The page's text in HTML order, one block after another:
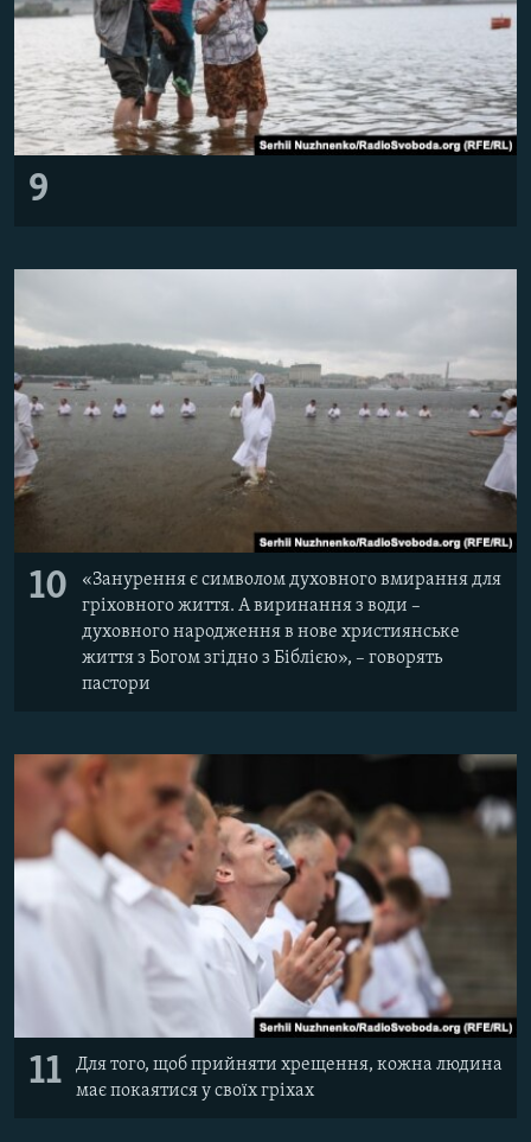
9
10
«Занурення є символом духовного вмирання для
гріховного життя. А виринання з води –
духовного народження в нове християнське
життя з Богом згідно з Біблією», – говорять
пастори
11
Для того, щоб прийняти хрещення, кожна людина
має покаятися у своїх гріхах